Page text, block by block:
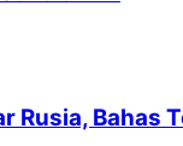
Rusia,